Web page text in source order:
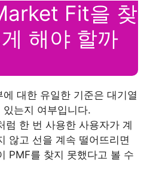
Fit을 찾
해야 할까
에 대한 유일한 기준은 대기열
있는지 여부입니다.
럼 한 번 사용한 사용자가 계
않고 선을 계속 떨어뜨리면
PMF를 찾지 못했다고 볼 수